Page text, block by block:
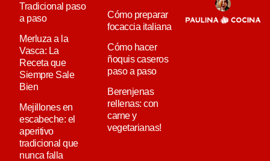
Tradicional paso
a paso
Merluza a la
Vasca: La
Receta que
Siempre Sale
Bien
Mejillones en
escabeche: el
aperitivo
tradicional que
nunca falla
Cómo preparar
focaccia italiana
Cómo hacer
ñoquis caseros
paso a paso
Berenjenas
rellenas: con
carne y
vegetarianas!